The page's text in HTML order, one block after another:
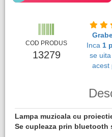
COD PRODUS
13279
Inca 1
se
acest
Lampa muzicala cu
Se cupleaza prin bluetooth